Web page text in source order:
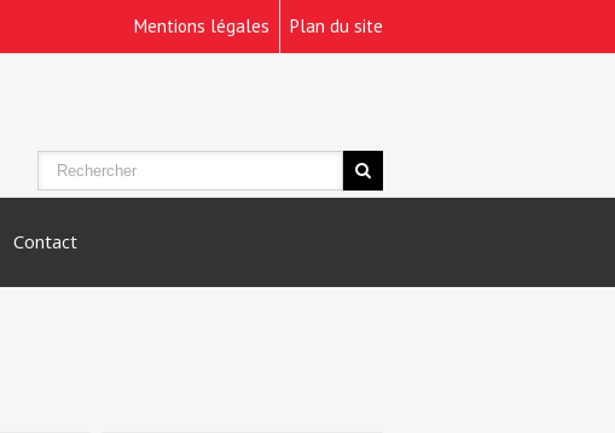
Mentions légales Plan du site
Contact